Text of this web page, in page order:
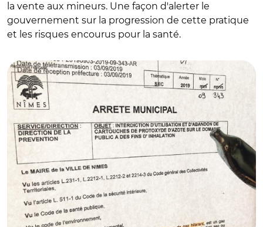
la vente aux mineurs. Une façon d'alerter le
gouvernement sur la progression de cette pratique
et les risques encourus pour la santé.